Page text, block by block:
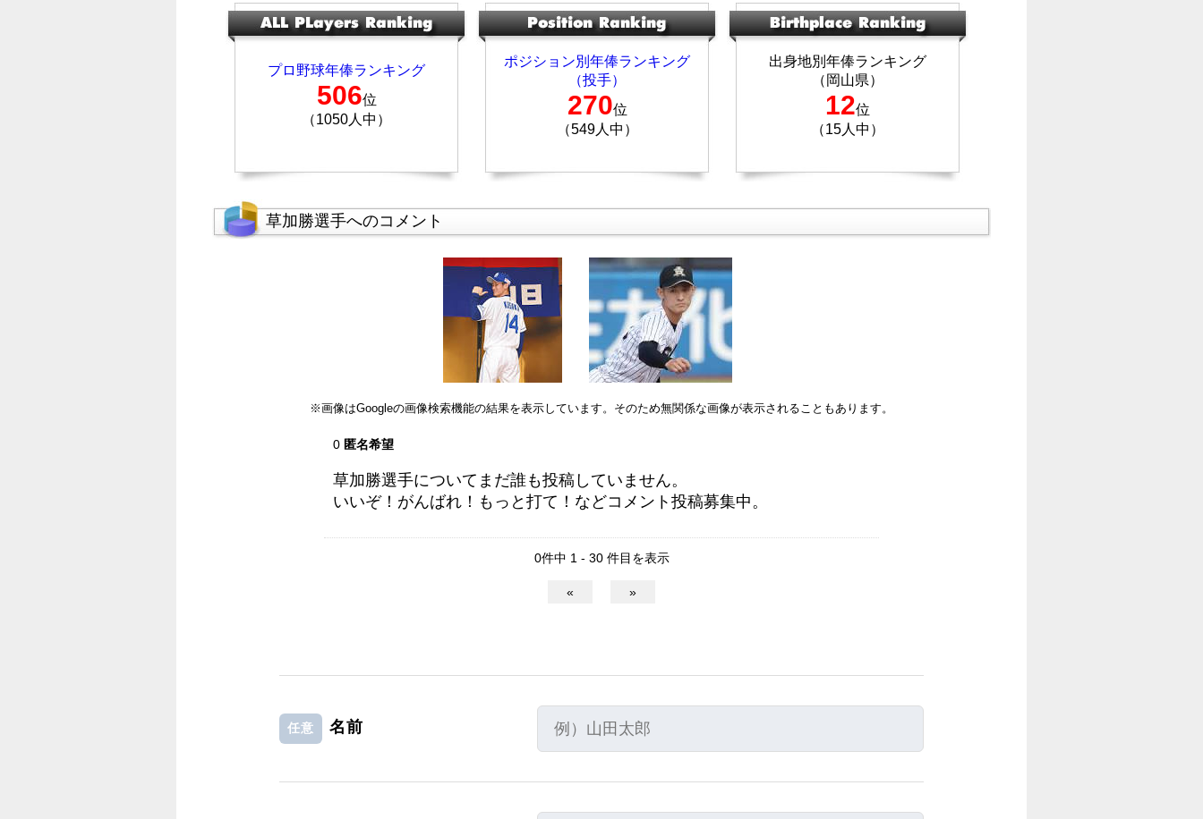
プロ野球年俸ランキング
506位
（1050人中）
ポジション別年俸ランキング
（投手）
270位
（549人中）
出身地別年俸ランキング
（岡山県）
12位
（15人中）
草加勝選手へのコメント
※画像はGoogleの画像検索機能の結果を表示しています。そのため無関係な画像が表示されることもあります。
0 匿名希望
草加勝選手についてまだ誰も投稿していません。
いいぞ！がんばれ！もっと打て！などコメント投稿募集中。
0件中 1 - 30 件目を表示
« »
任意 名前